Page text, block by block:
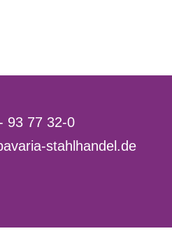
93 77 32-0
stahlhandel.de